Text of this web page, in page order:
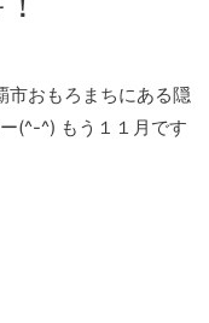
市おもろまちにある隠
(^-^) もう１１月です